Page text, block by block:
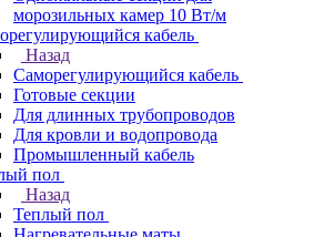
морозильных камер 10 Вт/м
кабель
Назад
Саморегулирующийся кабель
Готовые секции
Для длинных трубопроводов
Для кровли и водопровода
Промышленный кабель
пол
Назад
Теплый пол